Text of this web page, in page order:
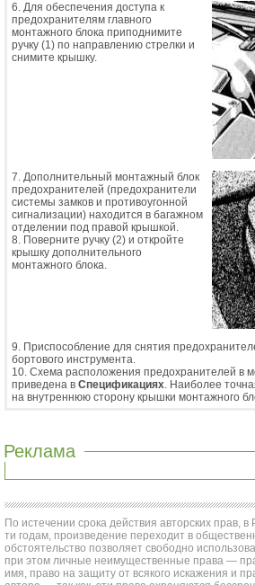
6. Для обеспечения доступа к
предохранителям главного
монтажного блока приподнимите
ручку (1) по направлению стрелки и
снимите крышку.
7. Дополнительный монтажный блок
предохранителей (предохранители
системы замков и противоугонной
сигнализации) находится в багажном
отделении под правой крышкой.
8. Поверните ручку (2) и откройте
крышку дополнительного
монтажного блока.
9. Приспособление для снятия
бортового инструмента.
10. Схема расположения предохранителей в
приведена в Спецификациях. Наиболее
на внутреннюю сторону крышки монтажного
Реклама
По истечении срока действия авторских прав, в
ти годам, произведение переходит в
обстоятельство позволяет свободно
при этом личные неимущественные права —
имя, право на защиту от всякого искажения и